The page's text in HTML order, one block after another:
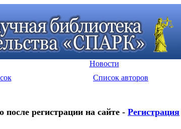
Новости
Список авторов
регистрации на сайте - Регистрация